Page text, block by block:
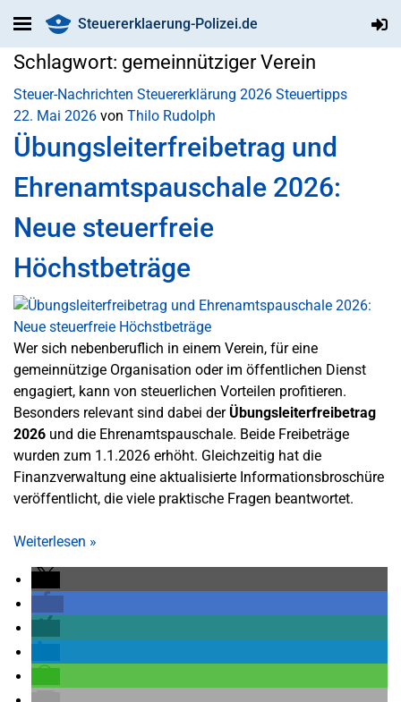
Steuererklaerung-Polizei.de
Schlagwort: gemeinnütziger Verein
Steuer-Nachrichten Steuererklärung 2026 Steuertipps
22. Mai 2026 von Thilo Rudolph
Übungsleiterfreibetrag und
Ehrenamtspauschale 2026:
Neue steuerfreie
Höchstbeträge
Wer sich nebenberuflich in einem Verein, für eine
gemeinnützige Organisation oder im öffentlichen Dienst
engagiert, kann von steuerlichen Vorteilen profitieren.
Besonders relevant sind dabei der Übungsleiterfreibetrag
2026 und die Ehrenamtspauschale. Beide Freibeträge
wurden zum 1.1.2026 erhöht. Gleichzeitig hat die
Finanzverwaltung eine aktualisierte Informationsbroschüre
veröffentlicht, die viele praktische Fragen beantwortet.
Weiterlesen »